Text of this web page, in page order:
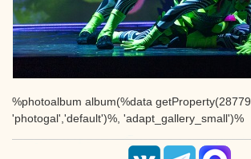
%photoalbum album(%data getProperty(28779,
'photogal','default')%, 'adapt_gallery_small')%